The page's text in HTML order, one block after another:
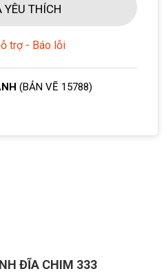
THÍCH
trợ - Báo lỗi
(BẢN VẼ 15788)
ĐĨA CHIM 333